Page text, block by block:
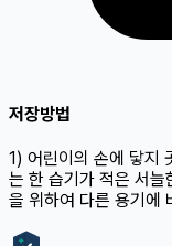
저장방법
1) 어린이의 손에 닿지
는 한 습기가 적은 서
을 위하여 다른 용기에